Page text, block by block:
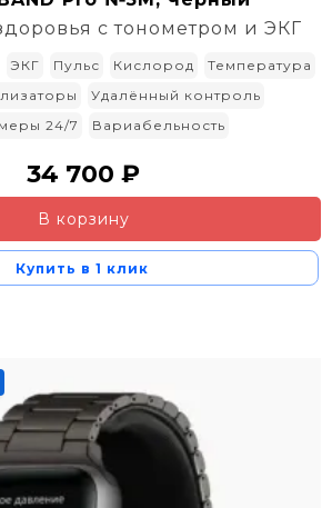
с тонометром и ЭКГ
ЭКГ Пульс Кислород
Температура
Удалённый контроль
24/7
Вариабельность
34 700 ₽
В корзину
Купить в 1 клик